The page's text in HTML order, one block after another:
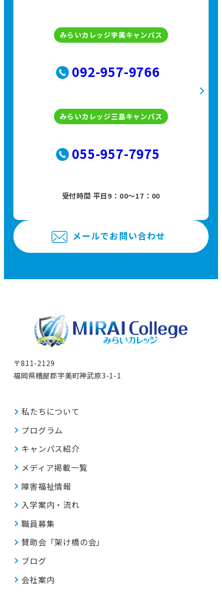
みらいカレッジ宇美キャンパス
092-957-9766
みらいカレッジ三島キャンパス
055-957-7975
受付時間 平日9：00〜17：00
メールでお問い合わせ
〒811-2129
福岡県糟屋郡宇美町神武原3-1-1
私たちについて
プログラム
キャンパス紹介
メディア掲載一覧
障害福祉情報
入学案内・流れ
職員募集
賛助会「架け橋の会」
ブログ
会社案内